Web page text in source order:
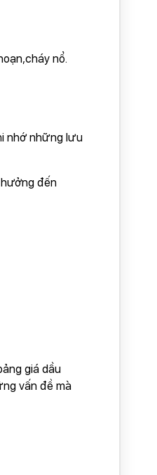
nổ.
nhớ những lưu
hưởng đến
giá dầu
vấn đề mà